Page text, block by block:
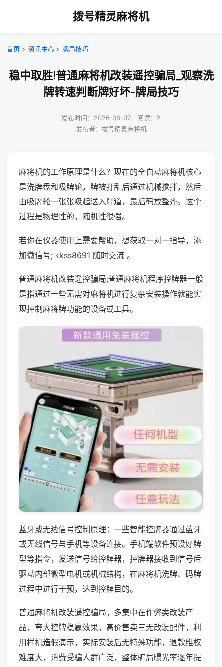
拨号精灵麻将机
首页 > 资讯中心 > 牌局技巧
稳中取胜!普通麻将机改装遥控骗局_观察洗
牌转速判断牌好坏-牌局技巧
发布时间：2026-08-07｜阅读：2
发布者：拨号精灵麻将机
麻将机的工作原理是什么？现在的全自动麻将机核心
是洗牌盘和吸牌轮，牌被打乱后通过机械搅拌，然后
由吸牌轮一张张吸起送入牌道，最后码放整齐。这个
过程是物理性的，随机性很强。
若你在仪器使用上需要帮助，想获取一对一指导，添
加微信号; kkss8691 随时交流 。
普通麻将机改装遥控骗局;普通麻将机程序控牌器一般
是指通过一些无需对麻将机进行复杂安装操作就能实
现控制麻将牌功能的设备或工具。
蓝牙或无线信号控制原理：一些智能控牌器通过蓝牙
或无线信号与手机等设备连接。手机端软件预设好牌
型等指令，发送信号给控牌器，控牌器接收到信号后
驱动内部微型电机或机械结构，在麻将机洗牌、码牌
过程中进行干预，达到控牌目的。
普通麻将机改装遥控骗局，多集中在作弊类改装产
品，夸大控牌稳赢效果，高价售卖三无改装配件，利
用样机造假演示，实际安装后无特殊功能，退款维权
难度大，消费受骗人群广泛，整体骗局曝光率逐年提